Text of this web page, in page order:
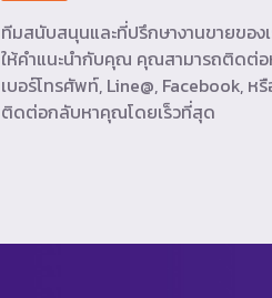
ทีมสนับสนุนและที่ปรึกษางานขายของ
ให้คำแนะนำกับคุณ คุณสามารถติดต่อ
เบอร์โทรศัพท์, Line@, Facebook, ห
ติดต่อกลับหาคุณโดยเร็วที่สุด